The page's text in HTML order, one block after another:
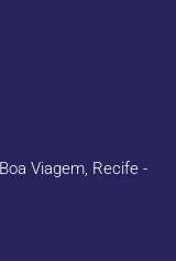
Viagem, Recife -